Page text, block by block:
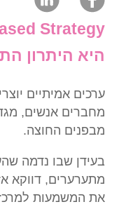
היא היתרון
ערכים אמיתיים
מחברים אנשים,
מבפנים החוצה.
בעידן שבו נדמה
מתערערים, דווקא
את המשמעות